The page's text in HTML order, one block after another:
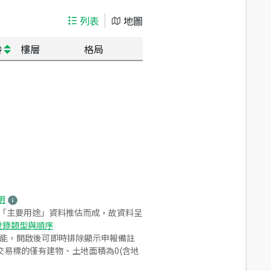
列表
地圖
樓層 格局
主要用途」資料推估而成，故資料呈
類型與順序
，開啟後可即時排除顯示申報備註
標的僅有建物、土地面積為0(含地